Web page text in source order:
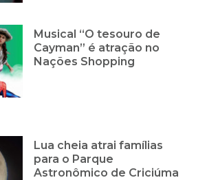
Musical “O tesouro de
Cayman” é atração no
Nações Shopping
Lua cheia atrai famílias
para o Parque
Astronômico de Criciúma